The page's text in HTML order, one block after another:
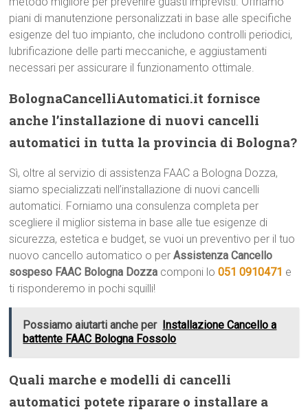
piani di manutenzione personalizzati in base alle specifiche
esigenze del tuo impianto, che includono controlli periodici,
lubrificazione delle parti meccaniche, e aggiustamenti
necessari per assicurare il funzionamento ottimale.
BolognaCancelliAutomatici.it fornisce
anche l’installazione di nuovi cancelli
automatici in tutta la provincia di Bologna?
Sì, oltre al servizio di assistenza FAAC a Bologna Dozza,
siamo specializzati nell’installazione di nuovi cancelli
automatici. Forniamo una consulenza completa per
scegliere il miglior sistema in base alle tue esigenze di
sicurezza, estetica e budget, se vuoi un preventivo per il tuo
nuovo cancello automatico o perAssistenza Cancello
sospeso FAAC Bologna Dozza componi lo051 0910471 e
ti risponderemo in pochi squilli!
Possiamo aiutarti anche per Installazione Cancello a
battente FAAC Bologna Fossolo
Quali marche e modelli di cancelli
automatici potete riparare o installare a